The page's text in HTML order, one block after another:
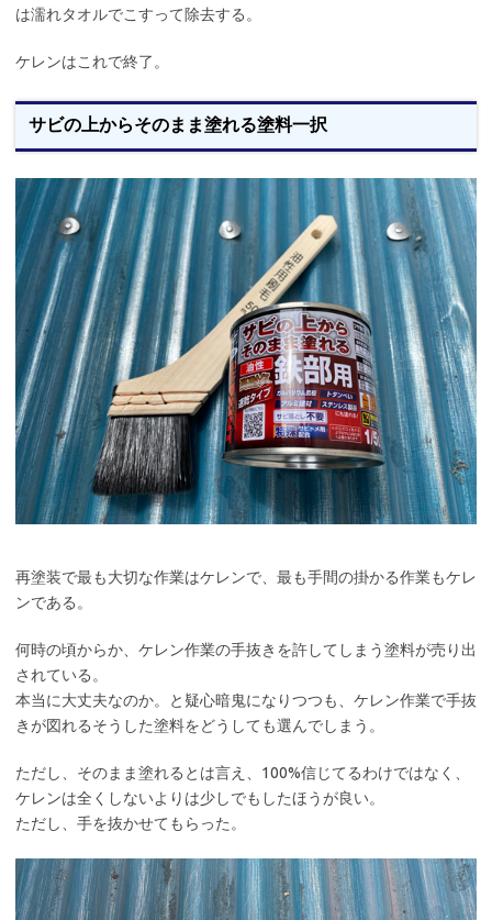
は濡れタオルでこすって除去する。
ケレンはこれで終了。
サビの上からそのまま塗れる塗料一択
再塗装で最も大切な作業はケレンで、最も手間の掛かる作業もケレ
ンである。
何時の頃からか、ケレン作業の手抜きを許してしまう塗料が売り出
されている。
本当に大丈夫なのか。と疑心暗鬼になりつつも、ケレン作業で手抜
きが図れるそうした塗料をどうしても選んでしまう。
ただし、そのまま塗れるとは言え、100%信じてるわけではなく、
ケレンは全くしないよりは少しでもしたほうが良い。
ただし、手を抜かせてもらった。